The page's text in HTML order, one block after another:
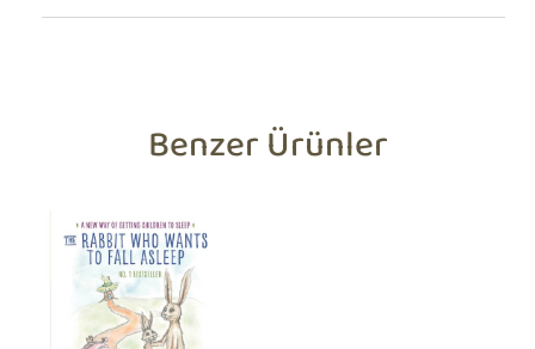
Benzer Ürünler